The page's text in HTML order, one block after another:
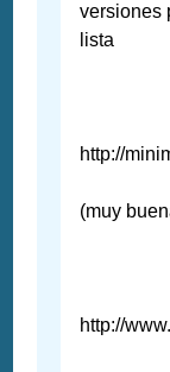
versiones
lista
http://
(muy
http://